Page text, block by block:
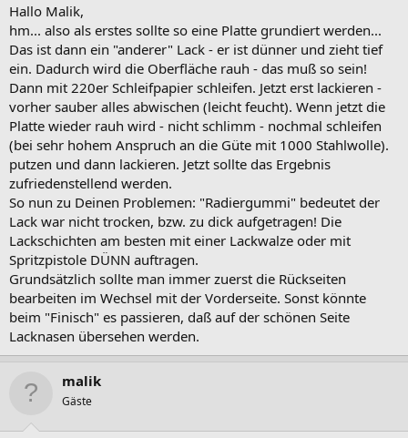
Hallo Malik,
hm... also als erstes sollte so eine Platte grundiert werden...
Das ist dann ein "anderer" Lack - er ist dünner und zieht tief
ein. Dadurch wird die Oberfläche rauh - das muß so sein!
Dann mit 220er Schleifpapier schleifen. Jetzt erst lackieren -
vorher sauber alles abwischen (leicht feucht). Wenn jetzt die
Platte wieder rauh wird - nicht schlimm - nochmal schleifen
(bei sehr hohem Anspruch an die Güte mit 1000 Stahlwolle).
putzen und dann lackieren. Jetzt sollte das Ergebnis
zufriedenstellend werden.
So nun zu Deinen Problemen: "Radiergummi" bedeutet der
Lack war nicht trocken, bzw. zu dick aufgetragen! Die
Lackschichten am besten mit einer Lackwalze oder mit
Spritzpistole DÜNN auftragen.
Grundsätzlich sollte man immer zuerst die Rückseiten
bearbeiten im Wechsel mit der Vorderseite. Sonst könnte
beim "Finisch" es passieren, daß auf der schönen Seite
Lacknasen übersehen werden.
malik
Gäste